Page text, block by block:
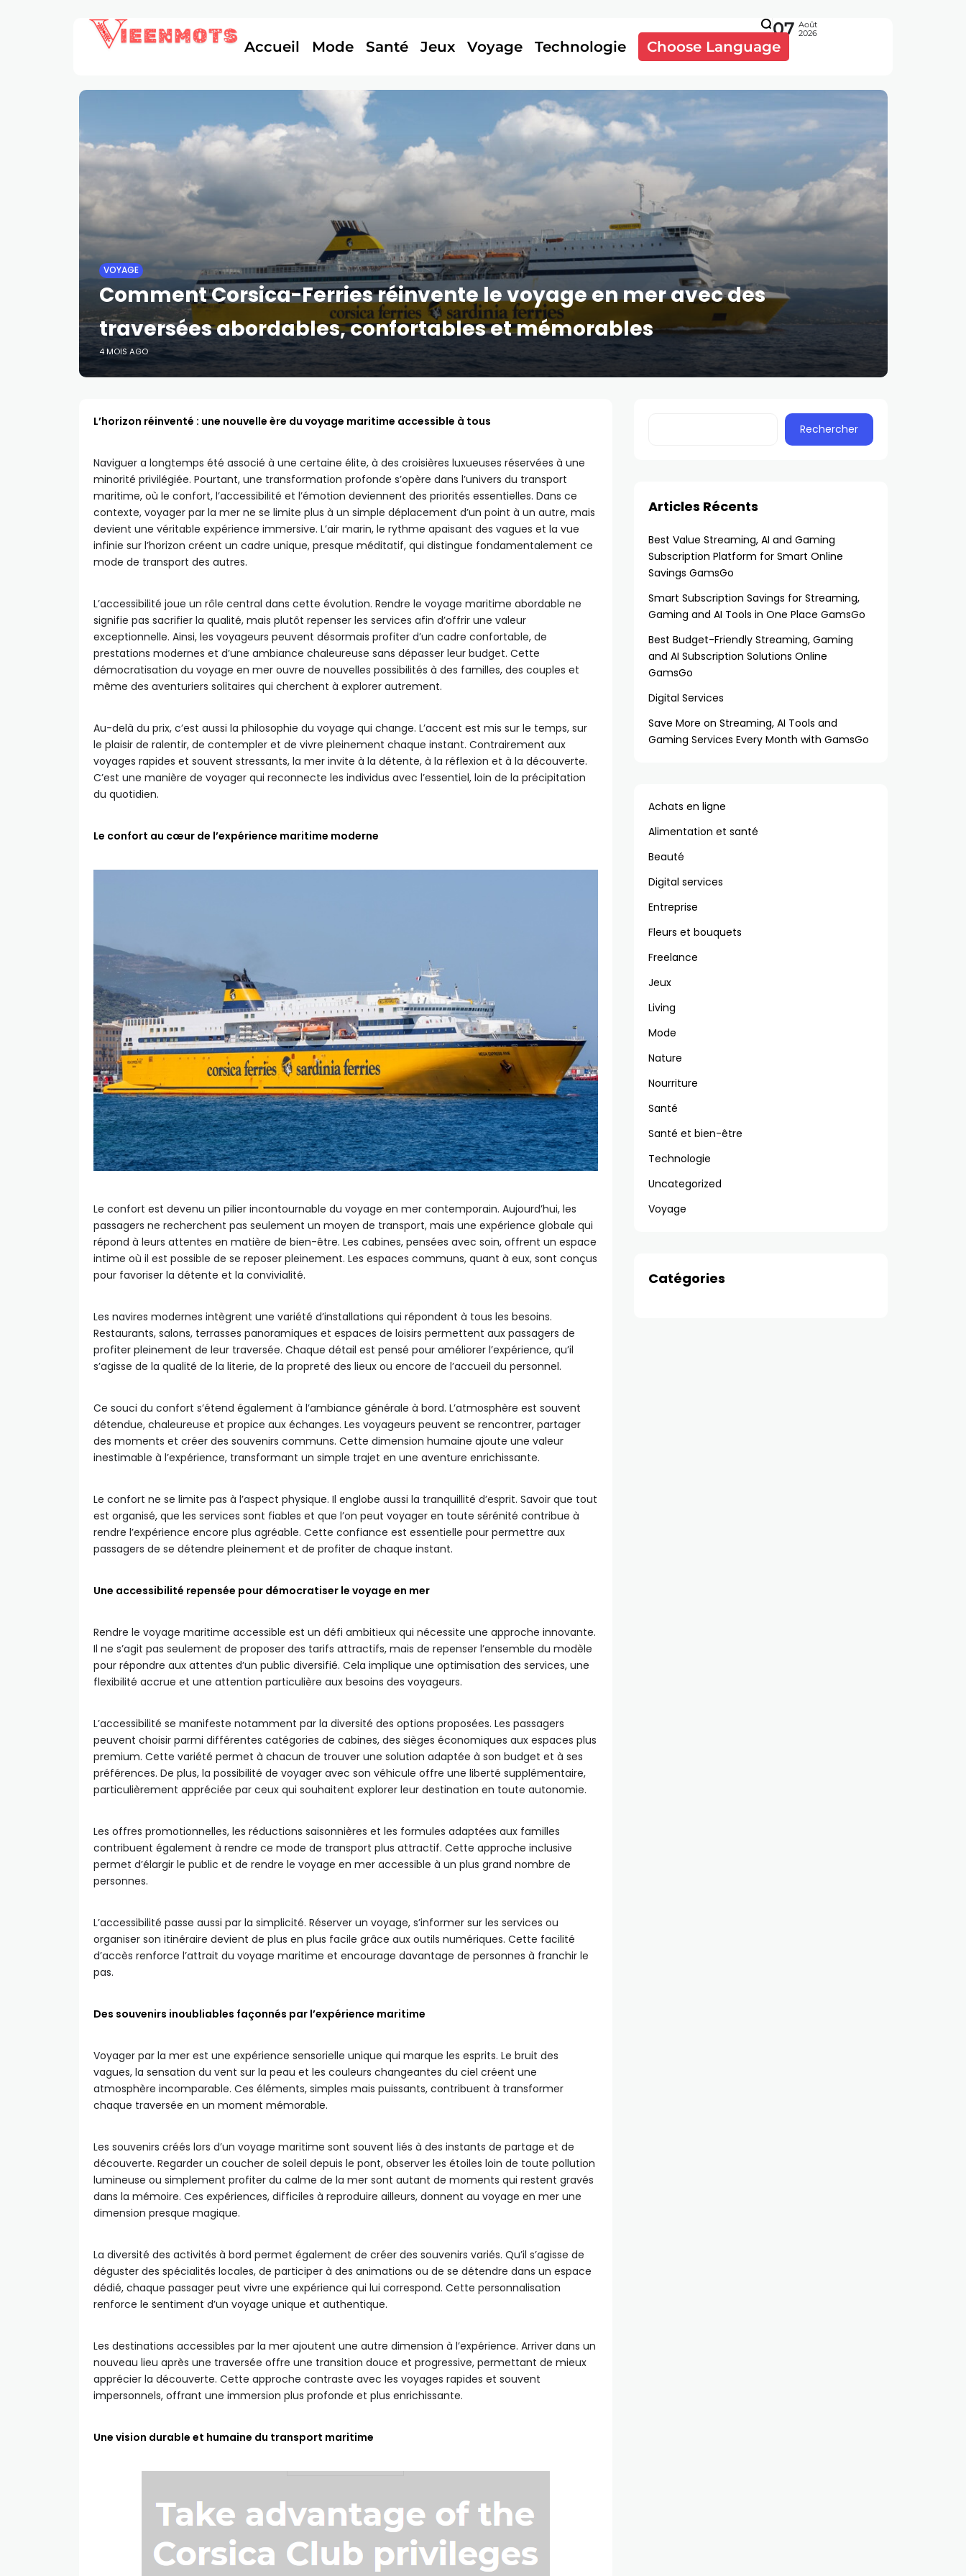
Accueil Mode Santé Jeux Voyage Technologie Choose Language
07 Août
2026
VOYAGE
Comment Corsica-Ferries réinvente le voyage en mer avec des
traversées abordables, confortables et mémorables
4 MOIS AGO
L’horizon réinventé : une nouvelle ère du voyage maritime accessible à tous
Naviguer a longtemps été associé à une certaine élite, à des croisières luxueuses réservées à une
minorité privilégiée. Pourtant, une transformation profonde s’opère dans l’univers du transport
maritime, où le confort, l’accessibilité et l’émotion deviennent des priorités essentielles. Dans ce
contexte, voyager par la mer ne se limite plus à un simple déplacement d’un point à un autre, mais
devient une véritable expérience immersive. L’air marin, le rythme apaisant des vagues et la vue
infinie sur l’horizon créent un cadre unique, presque méditatif, qui distingue fondamentalement ce
mode de transport des autres.
L’accessibilité joue un rôle central dans cette évolution. Rendre le voyage maritime abordable ne
signifie pas sacrifier la qualité, mais plutôt repenser les services afin d’offrir une valeur
exceptionnelle. Ainsi, les voyageurs peuvent désormais profiter d’un cadre confortable, de
prestations modernes et d’une ambiance chaleureuse sans dépasser leur budget. Cette
démocratisation du voyage en mer ouvre de nouvelles possibilités à des familles, des couples et
même des aventuriers solitaires qui cherchent à explorer autrement.
Au-delà du prix, c’est aussi la philosophie du voyage qui change. L’accent est mis sur le temps, sur
le plaisir de ralentir, de contempler et de vivre pleinement chaque instant. Contrairement aux
voyages rapides et souvent stressants, la mer invite à la détente, à la réflexion et à la découverte.
C’est une manière de voyager qui reconnecte les individus avec l’essentiel, loin de la précipitation
du quotidien.
Le confort au cœur de l’expérience maritime moderne
Le confort est devenu un pilier incontournable du voyage en mer contemporain. Aujourd’hui, les
passagers ne recherchent pas seulement un moyen de transport, mais une expérience globale qui
répond à leurs attentes en matière de bien-être. Les cabines, pensées avec soin, offrent un espace
intime où il est possible de se reposer pleinement. Les espaces communs, quant à eux, sont conçus
pour favoriser la détente et la convivialité.
Les navires modernes intègrent une variété d’installations qui répondent à tous les besoins.
Restaurants, salons, terrasses panoramiques et espaces de loisirs permettent aux passagers de
profiter pleinement de leur traversée. Chaque détail est pensé pour améliorer l’expérience, qu’il
s’agisse de la qualité de la literie, de la propreté des lieux ou encore de l’accueil du personnel.
Ce souci du confort s’étend également à l’ambiance générale à bord. L’atmosphère est souvent
détendue, chaleureuse et propice aux échanges. Les voyageurs peuvent se rencontrer, partager
des moments et créer des souvenirs communs. Cette dimension humaine ajoute une valeur
inestimable à l’expérience, transformant un simple trajet en une aventure enrichissante.
Le confort ne se limite pas à l’aspect physique. Il englobe aussi la tranquillité d’esprit. Savoir que tout
est organisé, que les services sont fiables et que l’on peut voyager en toute sérénité contribue à
rendre l’expérience encore plus agréable. Cette confiance est essentielle pour permettre aux
passagers de se détendre pleinement et de profiter de chaque instant.
Une accessibilité repensée pour démocratiser le voyage en mer
Rendre le voyage maritime accessible est un défi ambitieux qui nécessite une approche innovante.
Il ne s’agit pas seulement de proposer des tarifs attractifs, mais de repenser l’ensemble du modèle
pour répondre aux attentes d’un public diversifié. Cela implique une optimisation des services, une
flexibilité accrue et une attention particulière aux besoins des voyageurs.
L’accessibilité se manifeste notamment par la diversité des options proposées. Les passagers
peuvent choisir parmi différentes catégories de cabines, des sièges économiques aux espaces plus
premium. Cette variété permet à chacun de trouver une solution adaptée à son budget et à ses
préférences. De plus, la possibilité de voyager avec son véhicule offre une liberté supplémentaire,
particulièrement appréciée par ceux qui souhaitent explorer leur destination en toute autonomie.
Les offres promotionnelles, les réductions saisonnières et les formules adaptées aux familles
contribuent également à rendre ce mode de transport plus attractif. Cette approche inclusive
permet d’élargir le public et de rendre le voyage en mer accessible à un plus grand nombre de
personnes.
L’accessibilité passe aussi par la simplicité. Réserver un voyage, s’informer sur les services ou
organiser son itinéraire devient de plus en plus facile grâce aux outils numériques. Cette facilité
d’accès renforce l’attrait du voyage maritime et encourage davantage de personnes à franchir le
pas.
Des souvenirs inoubliables façonnés par l’expérience maritime
Voyager par la mer est une expérience sensorielle unique qui marque les esprits. Le bruit des
vagues, la sensation du vent sur la peau et les couleurs changeantes du ciel créent une
atmosphère incomparable. Ces éléments, simples mais puissants, contribuent à transformer
chaque traversée en un moment mémorable.
Les souvenirs créés lors d’un voyage maritime sont souvent liés à des instants de partage et de
découverte. Regarder un coucher de soleil depuis le pont, observer les étoiles loin de toute pollution
lumineuse ou simplement profiter du calme de la mer sont autant de moments qui restent gravés
dans la mémoire. Ces expériences, difficiles à reproduire ailleurs, donnent au voyage en mer une
dimension presque magique.
La diversité des activités à bord permet également de créer des souvenirs variés. Qu’il s’agisse de
déguster des spécialités locales, de participer à des animations ou de se détendre dans un espace
dédié, chaque passager peut vivre une expérience qui lui correspond. Cette personnalisation
renforce le sentiment d’un voyage unique et authentique.
Les destinations accessibles par la mer ajoutent une autre dimension à l’expérience. Arriver dans un
nouveau lieu après une traversée offre une transition douce et progressive, permettant de mieux
apprécier la découverte. Cette approche contraste avec les voyages rapides et souvent
impersonnels, offrant une immersion plus profonde et plus enrichissante.
Une vision durable et humaine du transport maritime
Rechercher
Articles Récents
Best Value Streaming, AI and Gaming
Subscription Platform for Smart Online
Savings GamsGo
Smart Subscription Savings for Streaming,
Gaming and AI Tools in One Place GamsGo
Best Budget-Friendly Streaming, Gaming
and AI Subscription Solutions Online
GamsGo
Digital Services
Save More on Streaming, AI Tools and
Gaming Services Every Month with GamsGo
Achats en ligne
Alimentation et santé
Beauté
Digital services
Entreprise
Fleurs et bouquets
Freelance
Jeux
Living
Mode
Nature
Nourriture
Santé
Santé et bien-être
Technologie
Uncategorized
Voyage
Catégories